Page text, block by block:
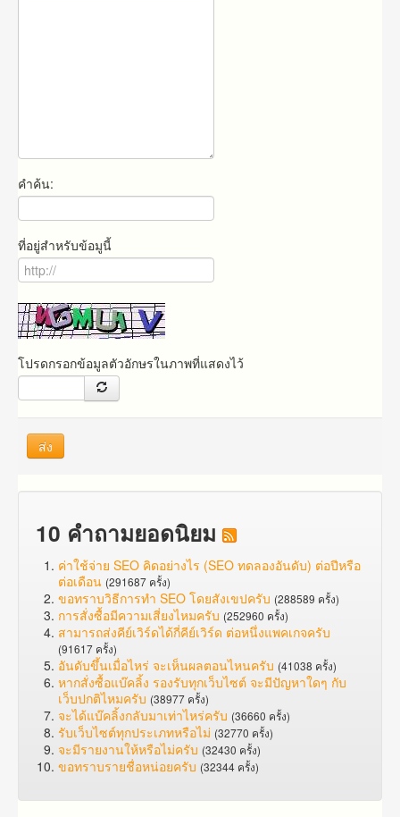
คำค้น:
ที่อยู่สำหรับข้อมูนี้
โปรดกรอกข้อมูลตัวอักษรในภาพที่แสดงไว้
ส่ง
10 คำถามยอดนิยม
ค่าใช้จ่าย SEO คิดอย่างไร (SEO ทดลองอันดับ) ต่อปีหรือ
ต่อเดือน (291687 ครั้ง)
ขอทราบวิธีการทำ SEO โดยสังเขปครับ (288589 ครั้ง)
การสั่งซื้อมีความเสี่ยงไหมครับ (252960 ครั้ง)
สามารถส่งคีย์เวิร์ดได้กี่คีย์เวิร์ด ต่อหนึ่งแพคเกจครับ
(91617 ครั้ง)
อันดับขึ้นเมื่อไหร่ จะเห็นผลตอนไหนครับ (41038 ครั้ง)
หากสั่งซื้อแบ๊คลิ้ง รองรับทุกเว็บไซต์ จะมีปัญหาใดๆ กับ
เว็บปกติไหมครับ (38977 ครั้ง)
จะได้แบ๊คลิ้งกลับมาเท่าไหร่ครับ (36660 ครั้ง)
รับเว็บไซต์ทุกประเภทหรือไม่ (32770 ครั้ง)
จะมีรายงานให้หรือไม่ครับ (32430 ครั้ง)
ขอทราบรายชื่อหน่อยครับ (32344 ครั้ง)